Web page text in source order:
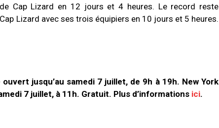
Cap Lizard en 12 jours et 4 heures. Le record reste
Lizard avec ses trois équipiers en 10 jours et 5 heures.
ouvert jusqu’au samedi 7 juillet, de 9h à 19h. New York
7 juillet, à 11h. Gratuit. Plus d’informations ici.